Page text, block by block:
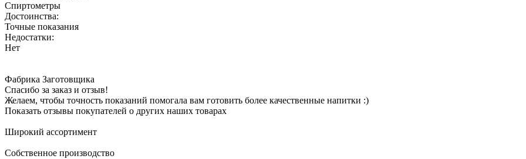
Спиртометры
Достоинства:
Точные показания
Недостатки:
Нет
Фабрика Заготовщика
Спасибо за заказ и отзыв!
Желаем, чтобы точность показаний помогала вам готовить более качественные напитки :)
Показать отзывы покупателей о других наших товарах
Широкий ассортимент
Собственное производство